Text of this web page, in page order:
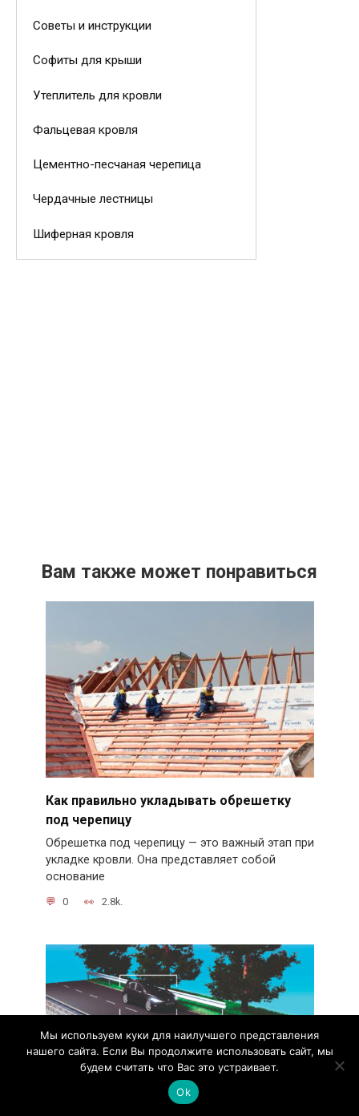
Советы и инструкции
Софиты для крыши
Утеплитель для кровли
Фальцевая кровля
Цементно-песчаная черепица
Чердачные лестницы
Шиферная кровля
Вам также может понравиться
Как правильно укладывать обрешетку
под черепицу
Обрешетка под черепицу — это важный этап при
укладке кровли. Она представляет собой
основание
0 2.8k.
Мы используем куки для наилучшего представления
нашего сайта. Если Вы продолжите использовать сайт, мы
будем считать что Вас это устраивает.
Ok